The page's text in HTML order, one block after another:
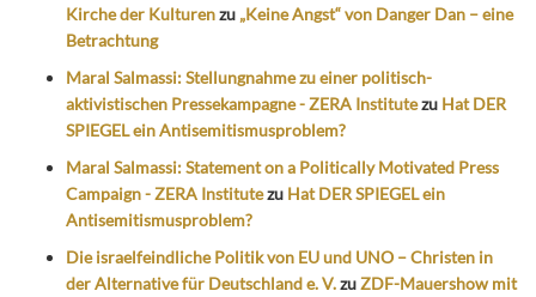
Kirche der Kulturenzu „Keine Angst“ von Danger Dan – eine
Betrachtung
Maral Salmassi: Stellungnahme zu einer politisch-
aktivistischen Pressekampagne - ZERA Institutezu Hat DER
SPIEGEL ein Antisemitismusproblem?
Maral Salmassi: Statement on a Politically Motivated Press
Campaign - ZERA Institutezu Hat DER SPIEGEL ein
Antisemitismusproblem?
Die israelfeindliche Politik von EU und UNO – Christen in
der Alternative für Deutschland e. V.zuZDF-Mauershow mit